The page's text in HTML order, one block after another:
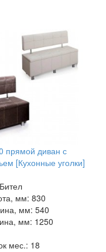
прямой диван с
[Кухонные уголки]
мм: 830
мм: 540
мм: 1250
мес.: 18